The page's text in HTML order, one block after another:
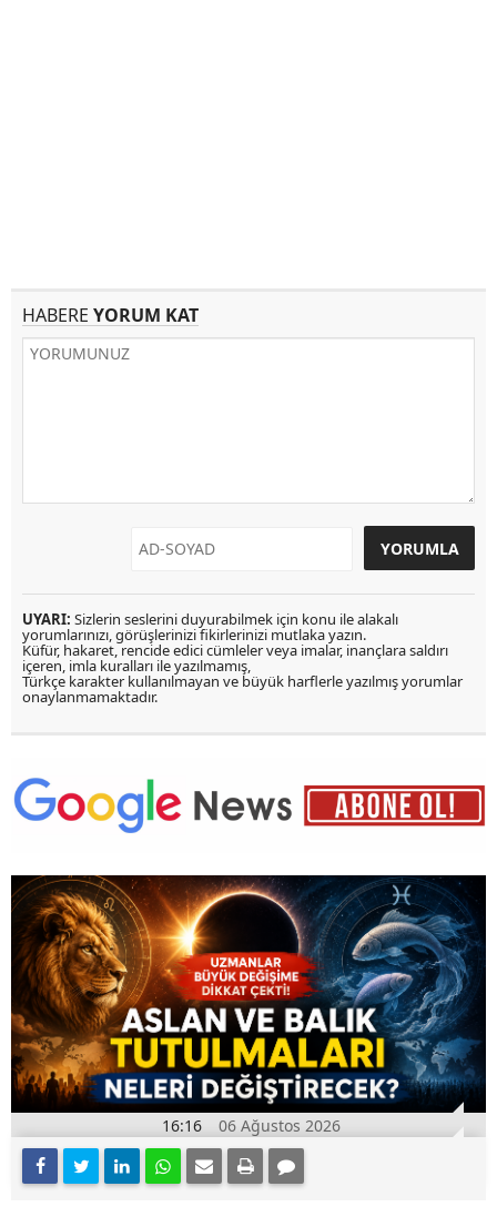
HABERE YORUM KAT
UYARI: Sizlerin seslerini duyurabilmek için konu ile alakalı
yorumlarınızı, görüşlerinizi fikirlerinizi mutlaka yazın.
Küfür, hakaret, rencide edici cümleler veya imalar, inançlara saldırı
içeren, imla kuralları ile yazılmamış,
Türkçe karakter kullanılmayan ve büyük harflerle yazılmış yorumlar
onaylanmamaktadır.
16:16 06 Ağustos 2026